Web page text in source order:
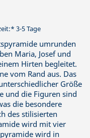
3-5 Tage
umrunden
Maria, Josef und
Hirten begleitet.
vom Rand aus. Das
Größe
und die Figuren sind
die besondere
des stilisierten
wird mit vier
wird in